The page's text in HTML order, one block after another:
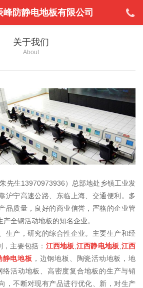
峰防静电地板有限公司
关于我们
About
先生13970973936）总部地处乡镇工业发
沪宁高速公路、东临上海、交通便利。多
品质量，良好的商业信誉，严格的企业管
产全钢活动地板的知名企业。
生产，研究的综合性企业。主要生产和经
主要包括： 江西地板 江西静电地板 江西
静电地板 ，边钢地板、陶瓷活动地板，地
络活动地板、高密度复合地板的生产与销
，不断对现有产品进行优化、新，对生产